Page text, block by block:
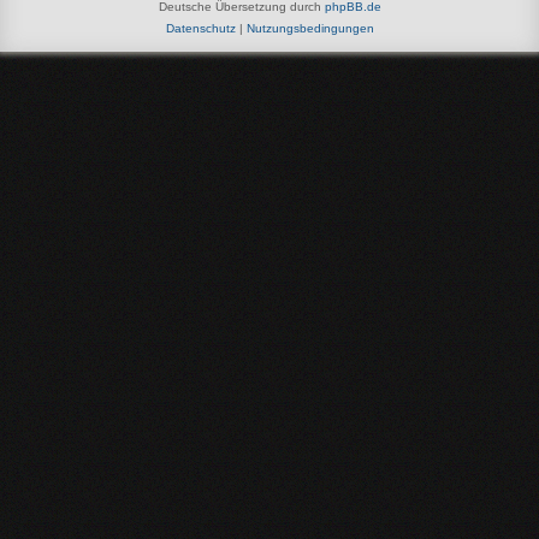
Deutsche Übersetzung durch phpBB.de
Datenschutz| Nutzungsbedingungen